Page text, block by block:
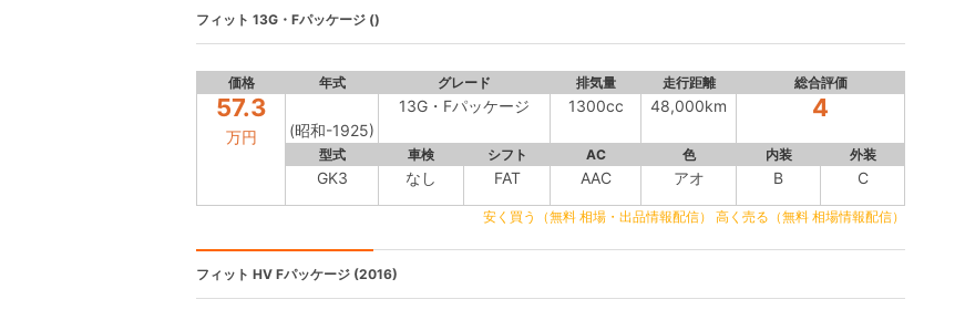
フィット 13G・Fパッケージ ()
価格 年式 グレード 排気量 走行距離 総合評価
57.3
万円 (昭和-1925)
13G・Fパッケージ 1300cc 48,000km 4
型式 車検 シフト AC 色 内装 外装
GK3 なし FAT AAC アオ B C
安く買う（無料 相場・出品情報配信） 高く売る（無料 相場情報配信）
フィット HV Fパッケージ (2016)